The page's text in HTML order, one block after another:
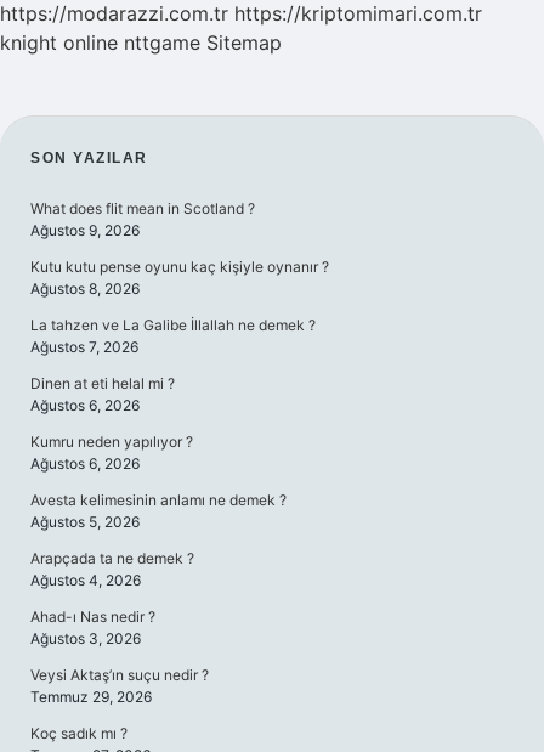
https://modarazzi.com.tr https://kriptomimari.com.tr
knight online nttgame Sitemap
SIDEBAR
SON YAZILAR
What does flit mean in Scotland ?
Ağustos 9, 2026
Kutu kutu pense oyunu kaç kişiyle oynanır ?
Ağustos 8, 2026
La tahzen ve La Galibe İllallah ne demek ?
Ağustos 7, 2026
Dinen at eti helal mi ?
Ağustos 6, 2026
Kumru neden yapılıyor ?
Ağustos 6, 2026
Avesta kelimesinin anlamı ne demek ?
Ağustos 5, 2026
Arapçada ta ne demek ?
Ağustos 4, 2026
Ahad-ı Nas nedir ?
Ağustos 3, 2026
Veysi Aktaş’ın suçu nedir ?
Temmuz 29, 2026
Koç sadık mı ?